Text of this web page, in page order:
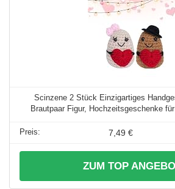
Scinzene 2 Stück Einzigartiges
Brautpaar Figur, Hochzeitsgeschenke
7,49 €
ZUM TOP